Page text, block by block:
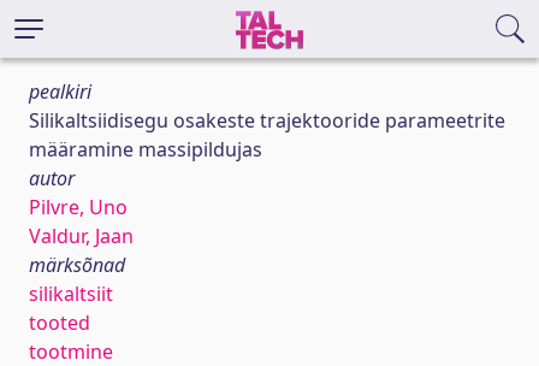
pealkiri
Silikaltsiidisegu osakeste trajektooride parameetrite
määramine massipildujas
autor
Pilvre, Uno
Valdur, Jaan
märksõnad
silikaltsiit
tooted
tootmine